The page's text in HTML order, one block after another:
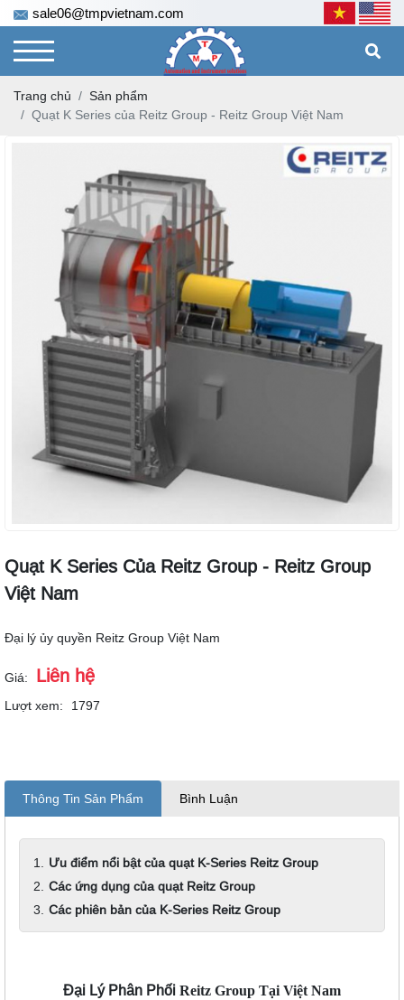
sale06@tmpvietnam.com
Trang chủ
Sản phẩm
Quạt K Series của Reitz Group - Reitz Group Việt Nam
Quạt K Series Của Reitz Group - Reitz Group
Việt Nam
Đại lý ủy quyền Reitz Group Việt Nam
Giá: Liên hệ
Lượt xem: 1797
Thông Tin Sản Phẩm Bình Luận
Ưu điểm nổi bật của quạt K-Series Reitz Group
Các ứng dụng của quạt Reitz Group
Các phiên bản của K-Series Reitz Group
Đại Lý Phân Phối Reitz Group Tại Việt Nam